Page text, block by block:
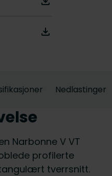
Nedlastinger
Narbonne V VT
profilerte
tverrsnitt.